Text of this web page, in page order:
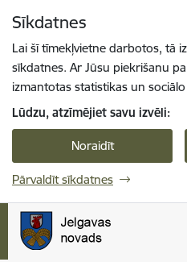
Sīkdatnes
Lai šī tīmekļvietne darbotos, tā
sīkdatnes. Ar Jūsu piekrišanu
izmantotas statistikas un
Lūdzu, atzīmējiet savu izvēli:
Noraidīt
Pārvaldīt sīkdatnes